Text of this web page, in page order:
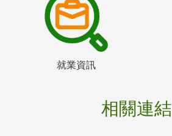
就業資訊
相關連結